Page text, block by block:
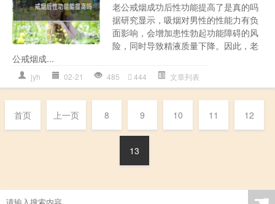
老公戒烟成功后性功能提高了是真的吗
据研究显示，吸烟对男性的性能力有负
面影响，会增加患性勃起功能障碍的风
险，同时导致精液质量下降。因此，老
公戒烟成...
jyh 02-21 485 444 文章列表
首页 上一页 8 9 10 11 12
13